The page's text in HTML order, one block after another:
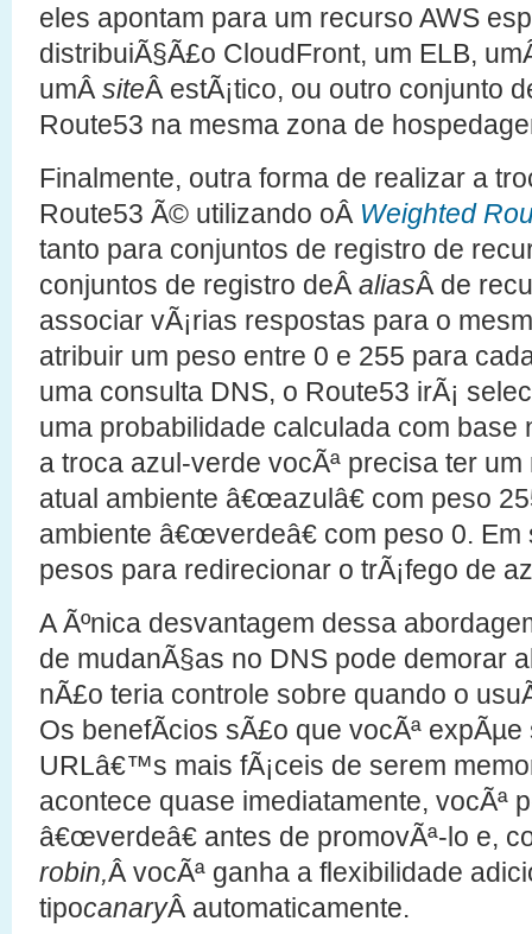
eles apontam para um recurso AWS
distribuiÃ§Ã£o CloudFront, um ELB,
umÂ siteÂ estÃ¡tico, ou outro conjunto
Route53 na mesma zona de
Finalmente, outra forma de realizar a
Route53 Ã© utilizando oÂ Weighted
tanto para conjuntos de registro de
conjuntos de registro deÂ aliasÂ de
associar vÃ¡rias respostas para o
atribuir um peso entre 0 e 255 para
uma consulta DNS, o Route53 irÃ¡
uma probabilidade calculada com
a troca azul-verde vocÃª precisa ter
atual ambiente â€œazulâ€ com peso
ambiente â€œverdeâ€ com peso 0.
pesos para redirecionar o trÃ¡fego de
A Ãºnica desvantagem dessa
de mudanÃ§as no DNS pode demorar
nÃ£o teria controle sobre quando o
Os benefÃ­cios sÃ£o que vocÃª expÃµe
URLâ€™s mais fÃ¡ceis de serem
acontece quase imediatamente, vocÃª
â€œverdeâ€ antes de promovÃª-lo e,
robin,Â vocÃª ganha a flexibilidade
tipocanaryÂ automaticamente.